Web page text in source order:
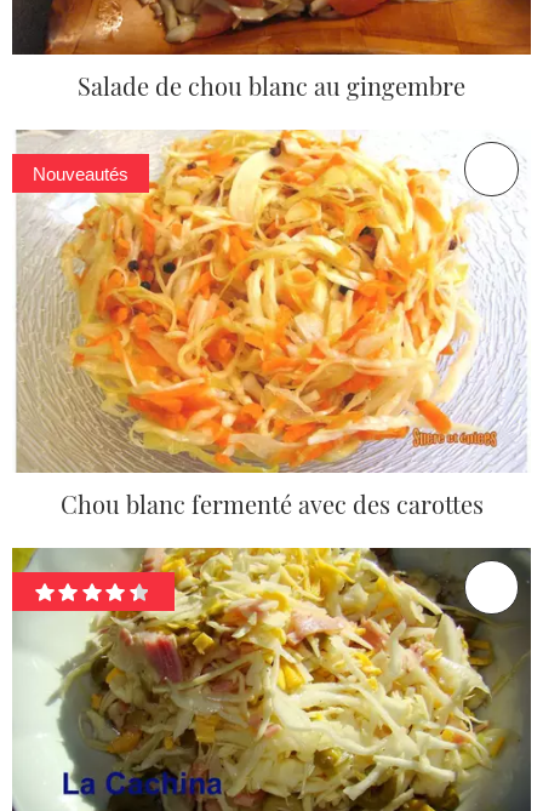
Salade de chou blanc au gingembre
Nouveautés
Chou blanc fermenté avec des carottes